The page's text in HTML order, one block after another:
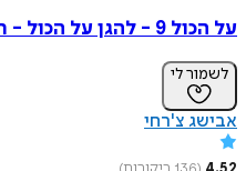
על הכול 9 - להגן על הכול - חלק ב'
לשמור לי
אבישג צ'רחי